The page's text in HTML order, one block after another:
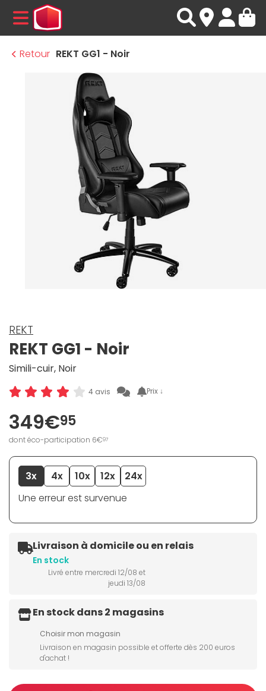
MENU
Retour REKT GG1 - Noir
REKT
REKT GG1 - Noir
Simili-cuir, Noir
4 avis Prix ↓
349€95
dont éco-participation 6€97
3x 4x 10x 12x
24x
Une erreur est survenue
Livraison à domicile ou en relais
En stock
Livré entre mercredi 12/08 et
jeudi 13/08
En stock dans 2 magasins
Choisir mon magasin
Livraison en magasin possible et offerte dès 200 euros
d'achat !